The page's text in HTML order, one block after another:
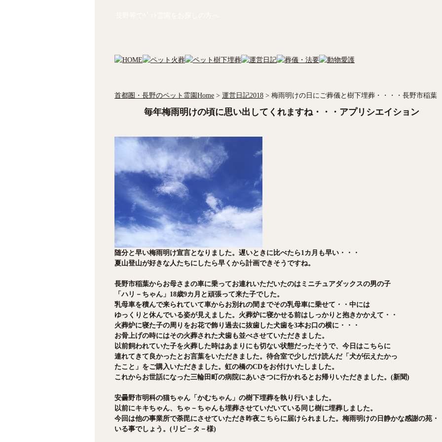
首都圏・長野のペット霊園Home > 運営日記2018 > 梅雨明けの日にご葬儀と樹下埋葬・・・・長野市稲
毎年梅雨明けの頃に思い出してくれますね・・・アプリシエイション
随分と早い梅雨明け宣言となりました。遅いときに比べたら1カ月も早い・・・
夏山登山が好きな人たちにしたら早くから計画できそうですね。
長野市稲葉からお母さまの車に乗ってお連れいただいたのはミニチュアダックスの男の子
「ハリ－ちゃん」18歳9カ月と頑張って来た子でした。
乳母車を積んで来られていて車からお別れの間までその乳母車に乗せて・・中には
ゆっくりと休んでいる姿が見えました。火葬炉に寝かせる前はしっかりと抱きかかえて・・
火葬炉に寝た子の周りをお花で飾り過去に抜歯した犬歯を3本お口の横に・・・
お骨上げの時にはその火葬された犬歯も並べさせていただきました。
以前飼われていた子を火葬した時はあまりにも切ない状態だったそうで、今日はこちらに
連れてきて良かったとお言葉をいただきました。待合室で少しだけ読んだ「犬が伝えたかっ
たこと」をご購入いただきました。虹の橋のCDをお付けいたしました。
これからお世話になった三輪田町の病院にあいさつに行かれるとお帰りいただきました。(新聞)
安曇野市明科の猫ちゃん「かむちゃん」の樹下埋葬を執り行いました。
以前にキキちゃん、ちゃ－ちゃんも埋葬させていだいている同じ樹に埋葬しました。
今回は他の事業所で荼毘にさせていただき昨夜こちらに届けられました。梅雨明けの日静かな感謝の苑
いる事でしょう。(リピ－タ－様)